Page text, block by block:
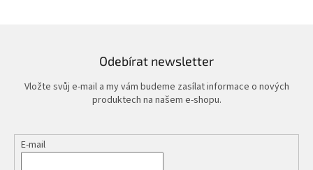
Odebírat newsletter
Vložte svůj e-mail a my vám budeme zasílat informace o nových
produktech na našem e-shopu.
E-mail